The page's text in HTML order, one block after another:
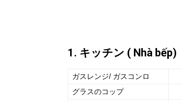
1. キッチン ( Nhà bếp)
ガスレンジ/ ガスコンロ
グラスのコップ